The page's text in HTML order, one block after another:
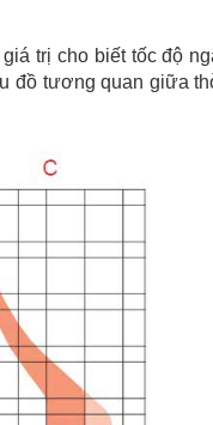
trị cho biết tốc độ
tương quan giữa